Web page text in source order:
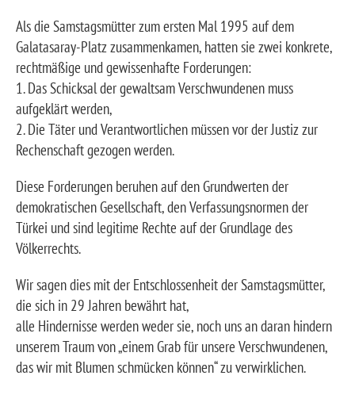
Als die Samstagsmütter zum ersten Mal 1995 auf dem
Galatasaray-Platz zusammenkamen, hatten sie zwei konkrete,
rechtmäßige und gewissenhafte Forderungen:
1. Das Schicksal der gewaltsam Verschwundenen muss
aufgeklärt werden,
2. Die Täter und Verantwortlichen müssen vor der Justiz zur
Rechenschaft gezogen werden.
Diese Forderungen beruhen auf den Grundwerten der
demokratischen Gesellschaft, den Verfassungsnormen der
Türkei und sind legitime Rechte auf der Grundlage des
Völkerrechts.
Wir sagen dies mit der Entschlossenheit der Samstagsmütter,
die sich in 29 Jahren bewährt hat,
alle Hindernisse werden weder sie, noch uns an daran hindern
unserem Traum von „einem Grab für unsere Verschwundenen,
das wir mit Blumen schmücken können“ zu verwirklichen.